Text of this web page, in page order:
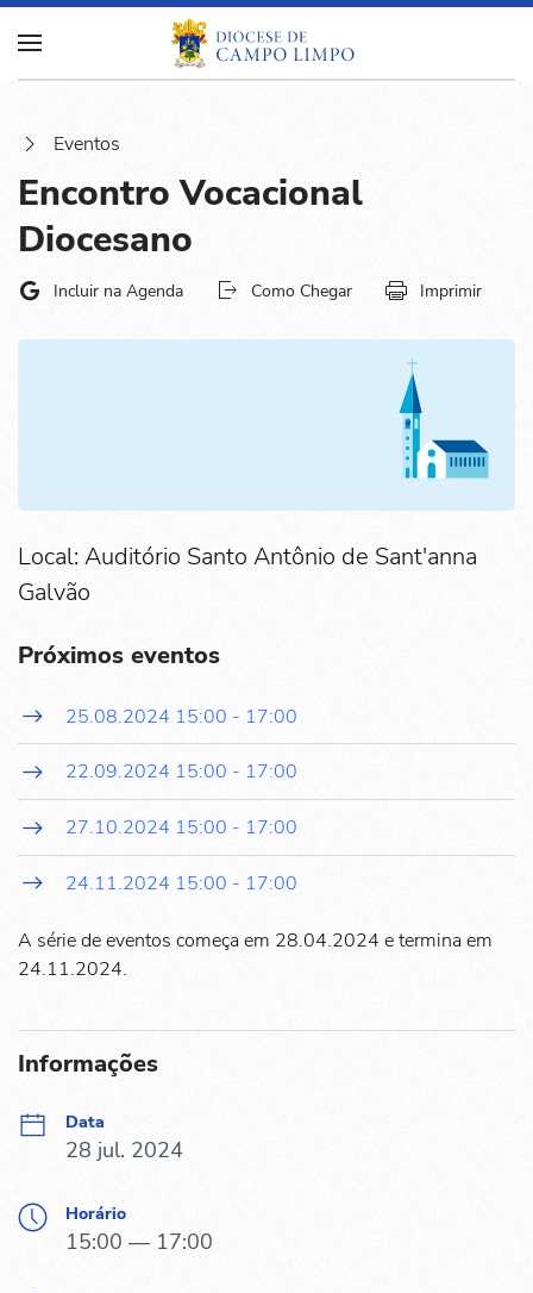
Eventos
Encontro Vocacional
Diocesano
Incluir na Agenda Como Chegar Imprimir
Local: Auditório Santo Antônio de Sant'anna
Galvão
Próximos eventos
25.08.2024 15:00 - 17:00
22.09.2024 15:00 - 17:00
27.10.2024 15:00 - 17:00
24.11.2024 15:00 - 17:00
A série de eventos começa em 28.04.2024 e termina em
24.11.2024.
Informações
Data
28 jul. 2024
Horário
15:00 — 17:00